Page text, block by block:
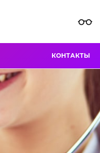
КОНТАКТЫ